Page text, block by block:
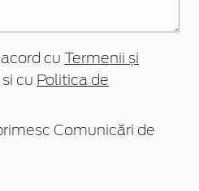
cu
Termenii și
si cu Politica de
Comunicări de